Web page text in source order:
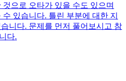
으로 오타가 있을 수도 있으며
있습니다. 틀린 부분에 대한 지
니다. 문제를 먼저 풀어보시고 참
다.